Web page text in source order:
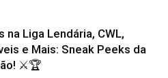
na Liga Lendária, CWL,
e Mais: Sneak Peeks da
⚔️🏆